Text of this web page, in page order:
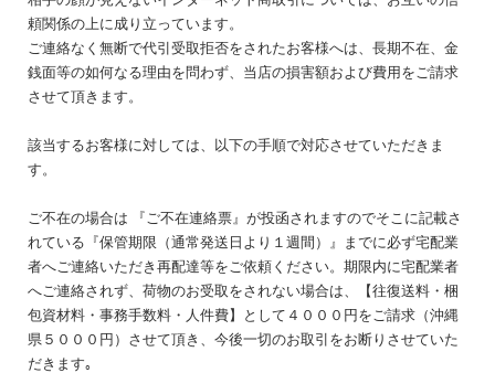
頼関係の上に成り立っています。
ご連絡なく無断で代引受取拒否をされたお客様へは、長期不在、金
銭面等の如何なる理由を問わず、当店の損害額および費用をご請求
させて頂きます。
該当するお客様に対しては、以下の手順で対応させていただきま
す。
ご不在の場合は 『ご不在連絡票』が投函されますのでそこに記載さ
れている『保管期限（通常発送日より１週間）』までに必ず宅配業
者へご連絡いただき再配達等をご依頼ください。期限内に宅配業者
へご連絡されず、荷物のお受取をされない場合は、【往復送料・梱
包資材料・事務手数料・人件費】として４０００円をご請求（沖縄
県５０００円）させて頂き、今後一切のお取引をお断りさせていた
だきます｡